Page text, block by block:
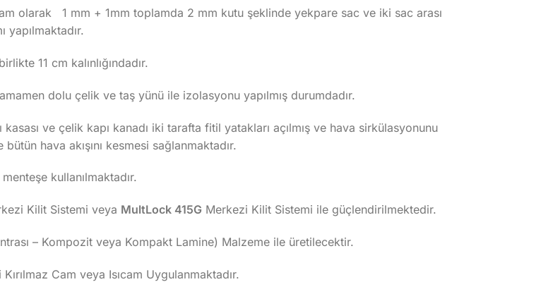
olarak 1 mm + 1mm toplamda 2 mm kutu şeklinde yekpare sac ve iki sac arası
yapılmaktadır.
11 cm kalınlığındadır.
dolu çelik ve taş yünü ile izolasyonu yapılmış durumdadır.
ve çelik kapı kanadı iki tarafta fitil yatakları açılmış ve hava sirkülasyonunu
hava akışını kesmesi sağlanmaktadır.
kullanılmaktadır.
Kilit Sistemi veya MultLock 415G Merkezi Kilit Sistemi ile güçlendirilmektedir.
– Kompozit veya Kompakt Lamine) Malzeme ile üretilecektir.
Cam veya Isıcam Uygulanmaktadır.